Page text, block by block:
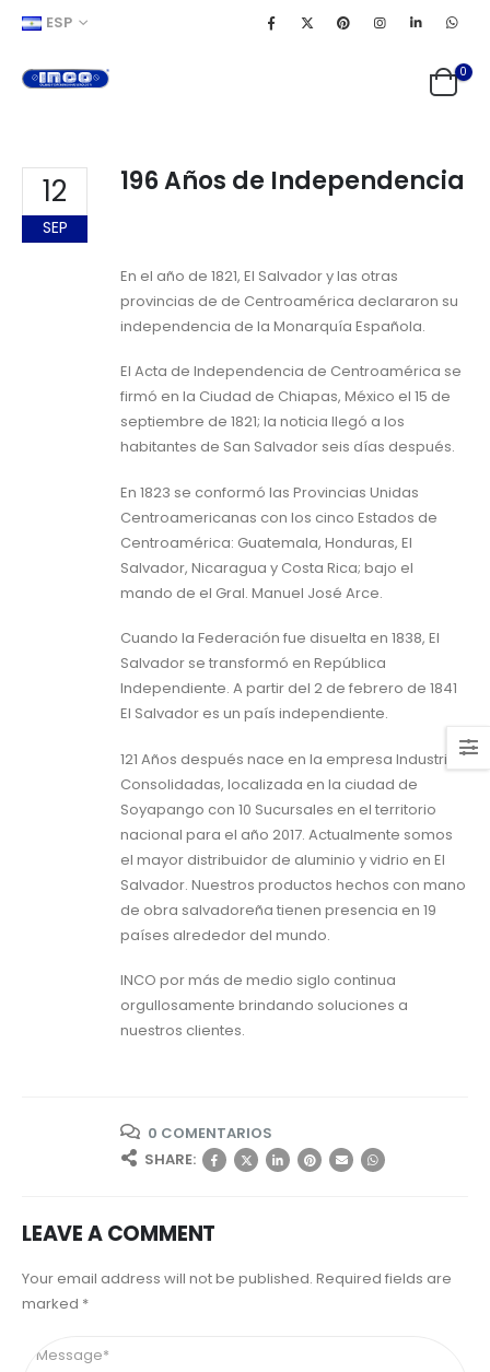
ESP
0
12
SEP
196 Años de Independencia
En el año de 1821, El Salvador y las otras
provincias de de Centroamérica declararon su
independencia de la Monarquía Española.
El Acta de Independencia de Centroamérica se
firmó en la Ciudad de Chiapas, México el 15 de
septiembre de 1821; la noticia llegó a los
habitantes de San Salvador seis días después.
En 1823 se conformó las Provincias Unidas
Centroamericanas con los cinco Estados de
Centroamérica: Guatemala, Honduras, El
Salvador, Nicaragua y Costa Rica; bajo el
mando de el Gral. Manuel José Arce.
Cuando la Federación fue disuelta en 1838, El
Salvador se transformó en República
Independiente. A partir del 2 de febrero de 1841
El Salvador es un país independiente.
121 Años después nace en la empresa Industrias
Consolidadas, localizada en la ciudad de
Soyapango con 10 Sucursales en el territorio
nacional para el año 2017. Actualmente somos
el mayor distribuidor de aluminio y vidrio en El
Salvador. Nuestros productos hechos con mano
de obra salvadoreña tienen presencia en 19
países alrededor del mundo.
INCO por más de medio siglo continua
orgullosamente brindando soluciones a
nuestros clientes.
0 COMENTARIOS
SHARE:
LEAVE A COMMENT
Your email address will not be published. Required fields are
marked *